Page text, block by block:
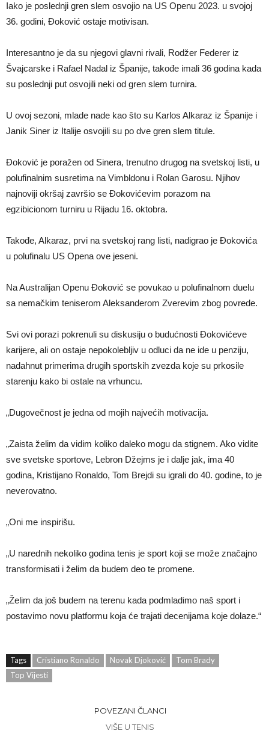
Iako je poslednji gren slem osvojio na US Openu 2023. u svojoj
36. godini, Đoković ostaje motivisan.
Interesantno je da su njegovi glavni rivali, Rodžer Federer iz
Švajcarske i Rafael Nadal iz Španije, takođe imali 36 godina kada
su poslednji put osvojili neki od gren slem turnira.
U ovoj sezoni, mlade nade kao što su Karlos Alkaraz iz Španije i
Janik Siner iz Italije osvojili su po dve gren slem titule.
Đoković je poražen od Sinera, trenutno drugog na svetskoj listi, u
polufinalnim susretima na Vimbldonu i Rolan Garosu. Njihov
najnoviji okršaj završio se Đokovićevim porazom na
egzibicionom turniru u Rijadu 16. oktobra.
Takođe, Alkaraz, prvi na svetskoj rang listi, nadigrao je Đokovića
u polufinalu US Opena ove jeseni.
Na Australijan Openu Đoković se povukao u polufinalnom duelu
sa nemačkim teniserom Aleksanderom Zverevim zbog povrede.
Svi ovi porazi pokrenuli su diskusiju o budućnosti Đokovićeve
karijere, ali on ostaje nepokolebljiv u odluci da ne ide u penziju,
nadahnut primerima drugih sportskih zvezda koje su prkosile
starenju kako bi ostale na vrhuncu.
„Dugovečnost je jedna od mojih najvećih motivacija.
„Zaista želim da vidim koliko daleko mogu da stignem. Ako vidite
sve svetske sportove, Lebron Džejms je i dalje jak, ima 40
godina, Kristijano Ronaldo, Tom Brejdi su igrali do 40. godine, to je
neverovatno.
„Oni me inspirišu.
„U narednih nekoliko godina tenis je sport koji se može značajno
transformisati i želim da budem deo te promene.
„Želim da još budem na terenu kada podmladimo naš sport i
postavimo novu platformu koja će trajati decenijama koje dolaze.“
Tags Cristiano Ronaldo Novak Djoković
Tom Brady
Top Vijesti
POVEZANI ČLANCI
VIŠE U TENIS